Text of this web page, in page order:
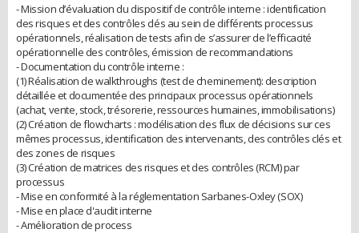
- Mission d’évaluation du dispositif de contrôle interne : identification
des risques et des contrôles clés au sein de différents processus
opérationnels, réalisation de tests afin de s’assurer de l’efficacité
opérationnelle des contrôles, émission de recommandations
- Documentation du contrôle interne :
(1) Réalisation de walkthroughs (test de cheminement): description
détaillée et documentée des principaux processus opérationnels
(achat, vente, stock, trésorerie, ressources humaines, immobilisations)
(2) Création de flowcharts : modélisation des flux de décisions sur ces
mêmes processus, identification des intervenants, des contrôles clés et
des zones de risques
(3) Création de matrices des risques et des contrôles (RCM) par
processus
- Mise en conformité à la réglementation Sarbanes-Oxley (SOX)
- Mise en place d'audit interne
- Amélioration de process